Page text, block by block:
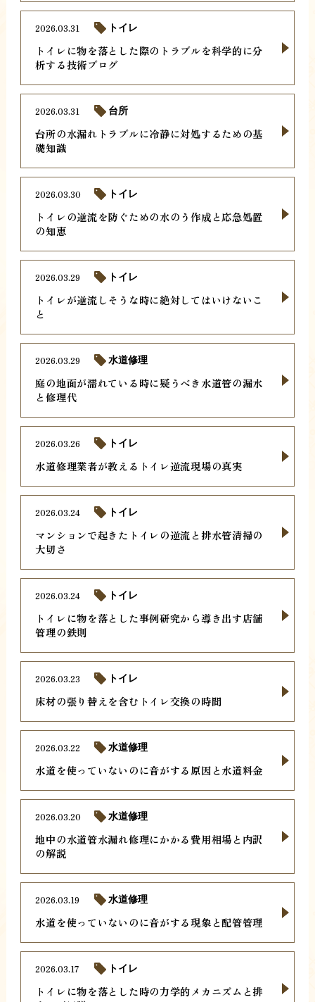
トイレに物を落とした際のトラブルを科学的に分
析する技術ブログ
2026.03.31 トイレ
台所の水漏れトラブルに冷静に対処するための基
礎知識
2026.03.31 台所
トイレの逆流を防ぐための水のう作成と応急処置
の知恵
2026.03.30 トイレ
トイレが逆流しそうな時に絶対してはいけないこ
と
2026.03.29 トイレ
庭の地面が濡れている時に疑うべき水道管の漏水
と修理代
2026.03.29 水道修理
水道修理業者が教えるトイレ逆流現場の真実
2026.03.26 トイレ
マンションで起きたトイレの逆流と排水管清掃の
大切さ
2026.03.24 トイレ
トイレに物を落とした事例研究から導き出す店舗
管理の鉄則
2026.03.24 トイレ
床材の張り替えを含むトイレ交換の時間
2026.03.23 トイレ
水道を使っていないのに音がする原因と水道料金
2026.03.22 水道修理
地中の水道管水漏れ修理にかかる費用相場と内訳
の解説
2026.03.20 水道修理
水道を使っていないのに音がする現象と配管管理
2026.03.19 水道修理
トイレに物を落とした時の力学的メカニズムと排
2026.03.17 トイレ